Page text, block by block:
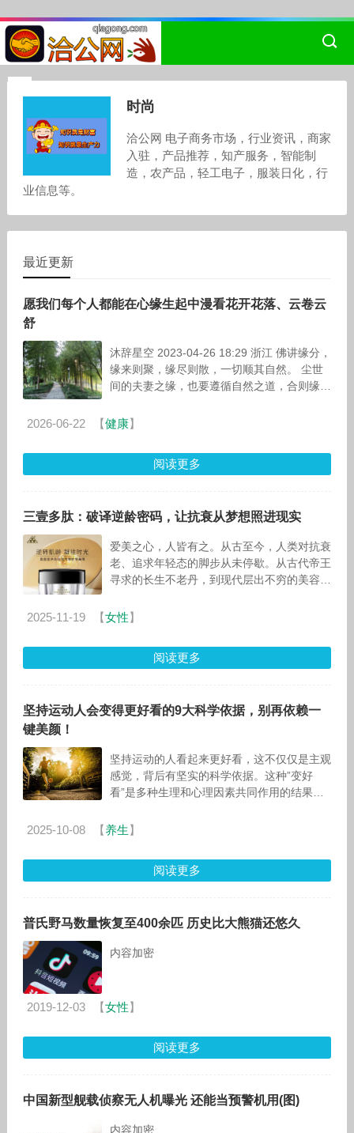
时尚
洽公网 电子商务市场，行业资讯，商家
入驻，产品推荐，知产服务，智能制
造，农产品，轻工电子，服装日化，行
业信息等。
最近更新
愿我们每个人都能在心缘生起中漫看花开花落、云卷云
舒
沐辞星空 2023-04-26 18:29 浙江 佛讲缘分，
缘来则聚，缘尽则散，一切顺其自然。 尘世
间的夫妻之缘，也要遵循自然之道，合则缘
2026-06-22 【健康】
阅读更多
三壹多肽：破译逆龄密码，让抗衰从梦想照进现实
爱美之心，人皆有之。从古至今，人类对抗衰
老、追求年轻态的脚步从未停歇。从古代帝王
寻求的长生不老丹，到现代层出不穷的美容护
题。当岁月在肌肤上刻下细纹、松弛、暗
2025-11-19 【女性】
阅读更多
坚持运动人会变得更好看的9大科学依据，别再依赖一
键美颜！
坚持运动的人看起来更好看，这不仅仅是主观
感觉，背后有坚实的科学依据。这种”变好
看”是多种生理和心理因素共同作用的结果：
看”的关键在于 核心
2025-10-08 【养生】
阅读更多
普氏野马数量恢复至400余匹 历史比大熊猫还悠久
内容加密
2019-12-03 【女性】
阅读更多
中国新型舰载侦察无人机曝光 还能当预警机用(图)
内容加密